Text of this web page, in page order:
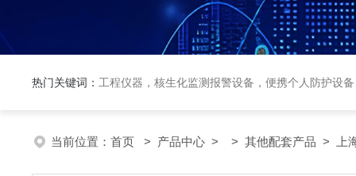
热门关键词： 工程仪器，核生化监测报警设备，便携个人防护设
当前位置： 首页 > 产品中心 > > 其他配套产品 > 上